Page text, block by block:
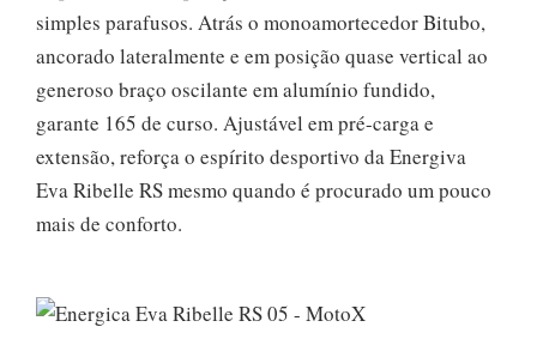
simples parafusos. Atrás o monoamortecedor Bitubo,
ancorado lateralmente e em posição quase vertical ao
generoso braço oscilante em alumínio fundido,
garante 165 de curso. Ajustável em pré-carga e
extensão, reforça o espírito desportivo da Energiva
Eva Ribelle RS mesmo quando é procurado um pouco
mais de conforto.